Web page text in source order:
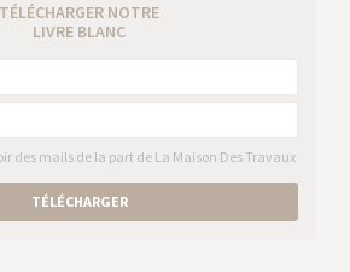
TÉLÉCHARGER NOTRE
LIVRE BLANC
des mails de la part de La Maison Des Travaux
TÉLÉCHARGER